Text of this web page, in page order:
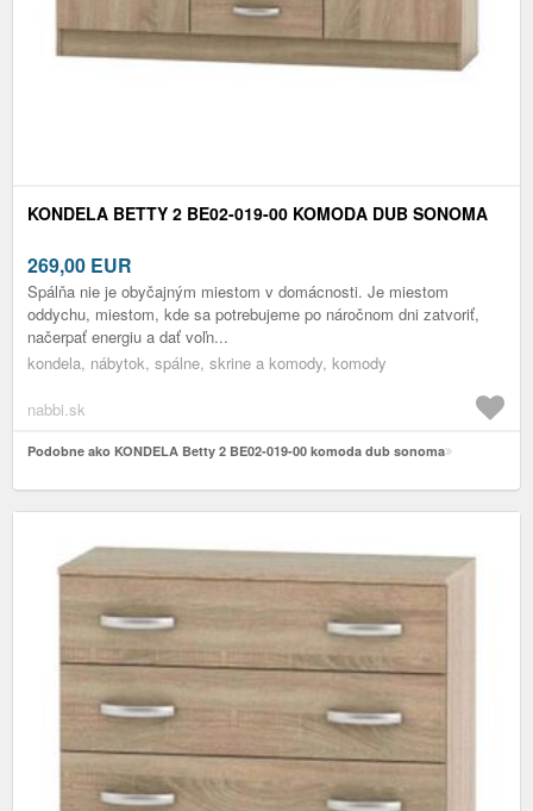
KONDELA BETTY 2 BE02-019-00 KOMODA DUB SONOMA
269,00 EUR
Spálňa nie je obyčajným miestom v domácnosti. Je miestom
oddychu, miestom, kde sa potrebujeme po náročnom dni zatvoriť,
načerpať energiu a dať voľn...
kondela, nábytok, spálne, skrine a komody, komody
nabbi.sk
Podobne ako KONDELA Betty 2 BE02-019-00 komoda dub sonoma